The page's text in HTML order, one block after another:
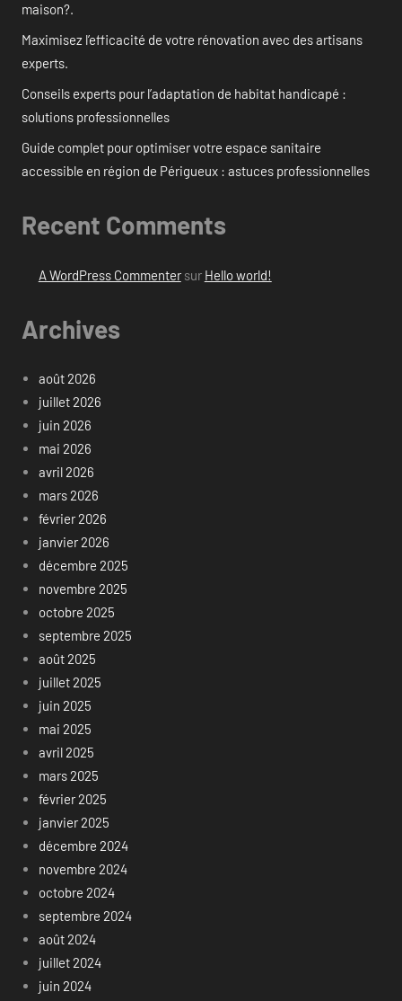
maison?.
Maximisez l’efficacité de votre rénovation avec des artisans
experts.
Conseils experts pour l’adaptation de habitat handicapé :
solutions professionnelles
Guide complet pour optimiser votre espace sanitaire
accessible en région de Périgueux : astuces professionnelles
Recent Comments
A WordPress Commentersur Hello world!
Archives
août 2026
juillet 2026
juin 2026
mai 2026
avril 2026
mars 2026
février 2026
janvier 2026
décembre 2025
novembre 2025
octobre 2025
septembre 2025
août 2025
juillet 2025
juin 2025
mai 2025
avril 2025
mars 2025
février 2025
janvier 2025
décembre 2024
novembre 2024
octobre 2024
septembre 2024
août 2024
juillet 2024
juin 2024